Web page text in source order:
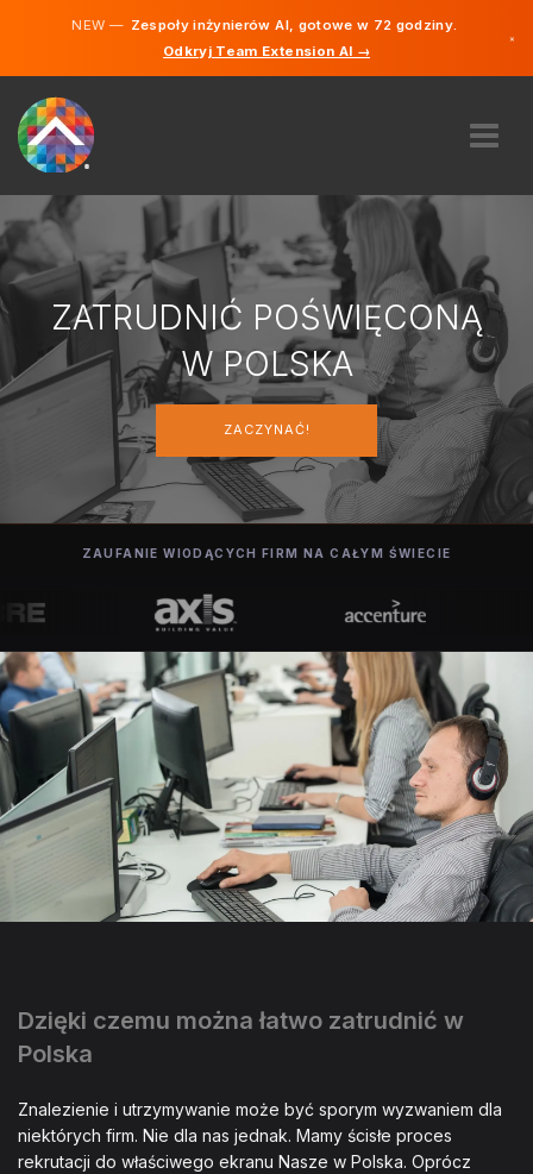
NEW —Zespoły inżynierów AI, gotowe w 72 godziny.
Odkryj Team Extension AI →
×
O NAS
JAK TO DZIAŁA?
PRACA
ZATRUDNIĆ
ZACZYNAĆ
Angielski
ZATRUDNIĆ POŚWIĘCONĄ
W POLSKA
ZACZYNAĆ!
ZAUFANIE WIODĄCYCH FIRM NA CAŁYM ŚWIECIE
Dzięki czemu można łatwo zatrudnić w
Polska
Znalezienie i utrzymywanie może być sporym wyzwaniem dla
niektórych firm. Nie dla nas jednak. Mamy ścisłe proces
rekrutacji do właściwego ekranu Nasze w Polska. Oprócz